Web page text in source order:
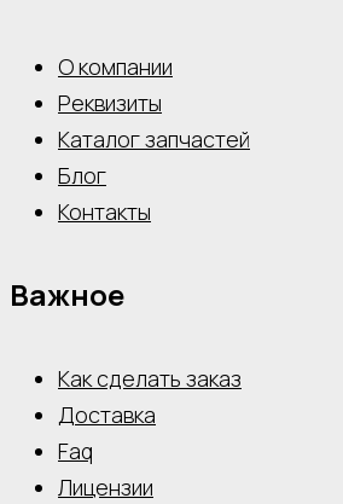
О компании
Реквизиты
Каталог запчастей
Блог
Контакты
Важное
Как сделать заказ
Доставка
Faq
Лицензии